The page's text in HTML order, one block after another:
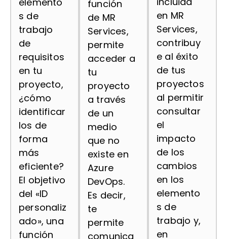
s de
trabajo
de
requisitos
en tu
proyecto,
¿cómo
identificar
los de
forma
más
eficiente?
El objetivo
del «ID
personaliz
ado», una
función
función
de MR
Services,
permite
acceder a
tu
proyecto
a través
de un
medio
que no
existe en
Azure
DevOps.
Es decir,
te
permite
comunica
en MR
Services,
contribuy
e al éxito
de tus
proyectos
al permitir
consultar
el
impacto
de los
cambios
en los
elemento
s de
trabajo y,
en